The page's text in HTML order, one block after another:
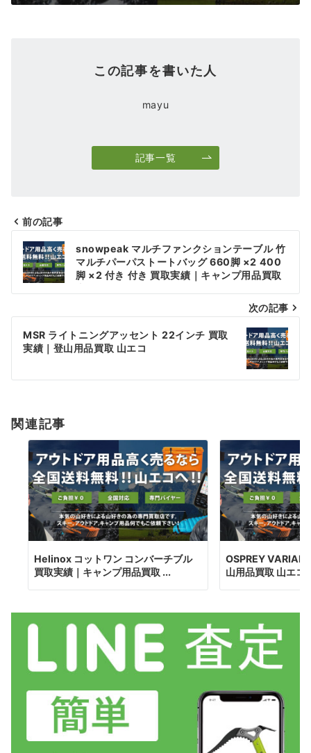
この記事を書いた人
mayu
記事一覧
投
稿
ナ
ビ
ゲ
ー
シ
ン
前の記事
snowpeak マルチファンクションテーブル 竹
マルチパーパストートバッグ 660脚 ×2 400
脚 ×2 付き 付き 買取実績｜キャンプ用品買取
次の記事
MSR ライトニングアッセント 22インチ 買取
実績｜登山用品買取 山エコ
関連記事
Helinox コットワン コンバーチブル
買取実績｜キャンプ用品買取 ...
OSPREY
山用品買取 山エコ